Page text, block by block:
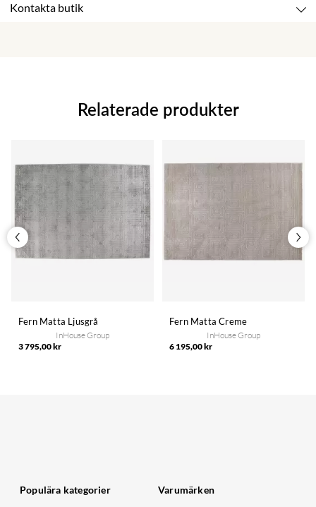
Kontakta butik
Relaterade produkter
Fern Matta Ljusgrå
InHouse Group
3 795,00 kr
Fern Matta Creme
InHouse Group
6 195,00 kr
Populära kategorier Varumärken